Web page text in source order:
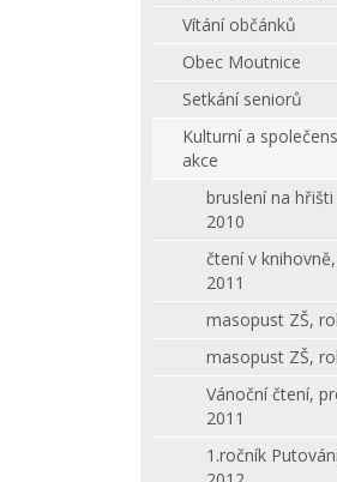
Vítání občánků
Obec Moutnice
Setkání seniorů
Kulturní a
akce
bruslení na
2010
čtení v
2011
masopust ZŠ,
masopust ZŠ,
Vánoční čtení,
2011
1.ročník